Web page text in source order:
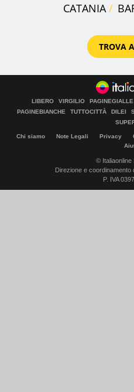
CATANIA
TROVA
LIBERO VIRGILIO PAGINEGIALLE
PAGINEBIANCHE
TUTTOCITTÀ DILEI
Chi siamo Note Legali Privacy
© Italiaonline
Direzione e coordinamento
P. IVA